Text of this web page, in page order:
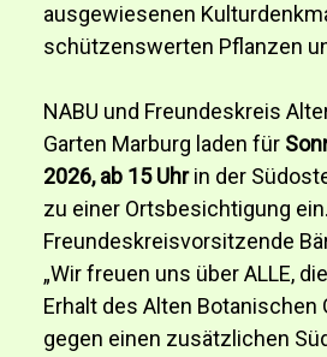
ausgewiesenen
schützenswerten Pflanzen
NABU und Freundeskreis
Garten Marburg laden für
2026, ab 15 Uhrin der
zu einer Ortsbesichtigung ein.
Freundeskreisvorsitzende
„Wir freuen uns über ALLE,
Erhalt des Alten Botanischen
gegen einen zusätzlichen